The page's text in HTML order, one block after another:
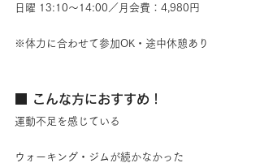
日曜 13:10〜14:00／月会費：4,980円
※体力に合わせて参加OK・途中休憩あり
■ こんな方におすすめ！
運動不足を感じている
ウォーキング・ジムが続かなかった